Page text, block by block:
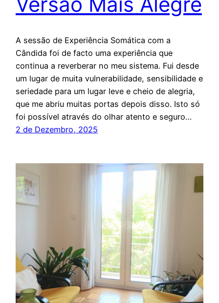
A sessão de Experiência Somática com a
Cândida foi de facto uma experiência que
continua a reverberar no meu sistema. Fui desde
um lugar de muita vulnerabilidade, sensibilidade e
seriedade para um lugar leve e cheio de alegria,
que me abriu muitas portas depois disso. Isto só
foi possível através do olhar atento e seguro…
2 de Dezembro, 2025